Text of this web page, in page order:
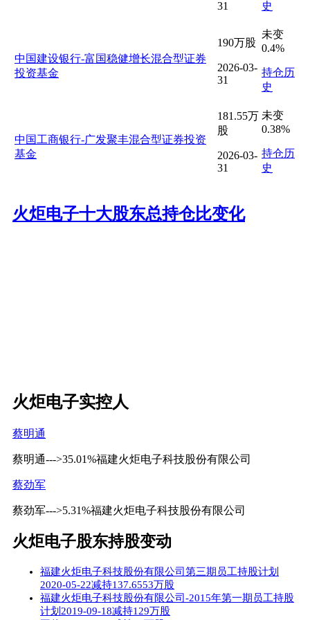
31 史
中国建设银行-富国稳健增长混合型证券
投资基金
190万股
2026-03-
31
未变
0.4%
持仓历
史
中国工商银行-广发聚丰混合型证券投资
基金
181.55万
股
2026-03-
31
未变
0.38%
持仓历
史
火炬电子十大股东总持仓比变化
火炬电子实控人
蔡明通
蔡明通--->35.01%福建火炬电子科技股份有限公司
蔡劲军
蔡劲军--->5.31%福建火炬电子科技股份有限公司
火炬电子股东持股变动
福建火炬电子科技股份有限公司第三期员工持股计划
2020-05-22减持137.6553万股
福建火炬电子科技股份有限公司-2015年第一期员工持股
计划2019-09-18减持129万股